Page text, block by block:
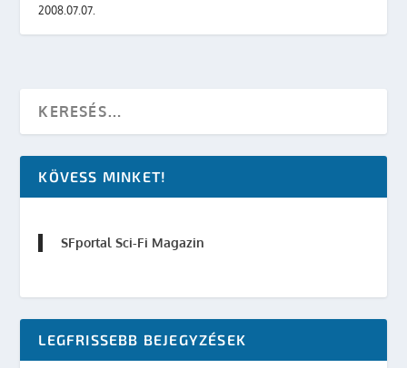
2008.07.07.
KÖVESS MINKET!
SFportal Sci-Fi Magazin
LEGFRISSEBB BEJEGYZÉSEK